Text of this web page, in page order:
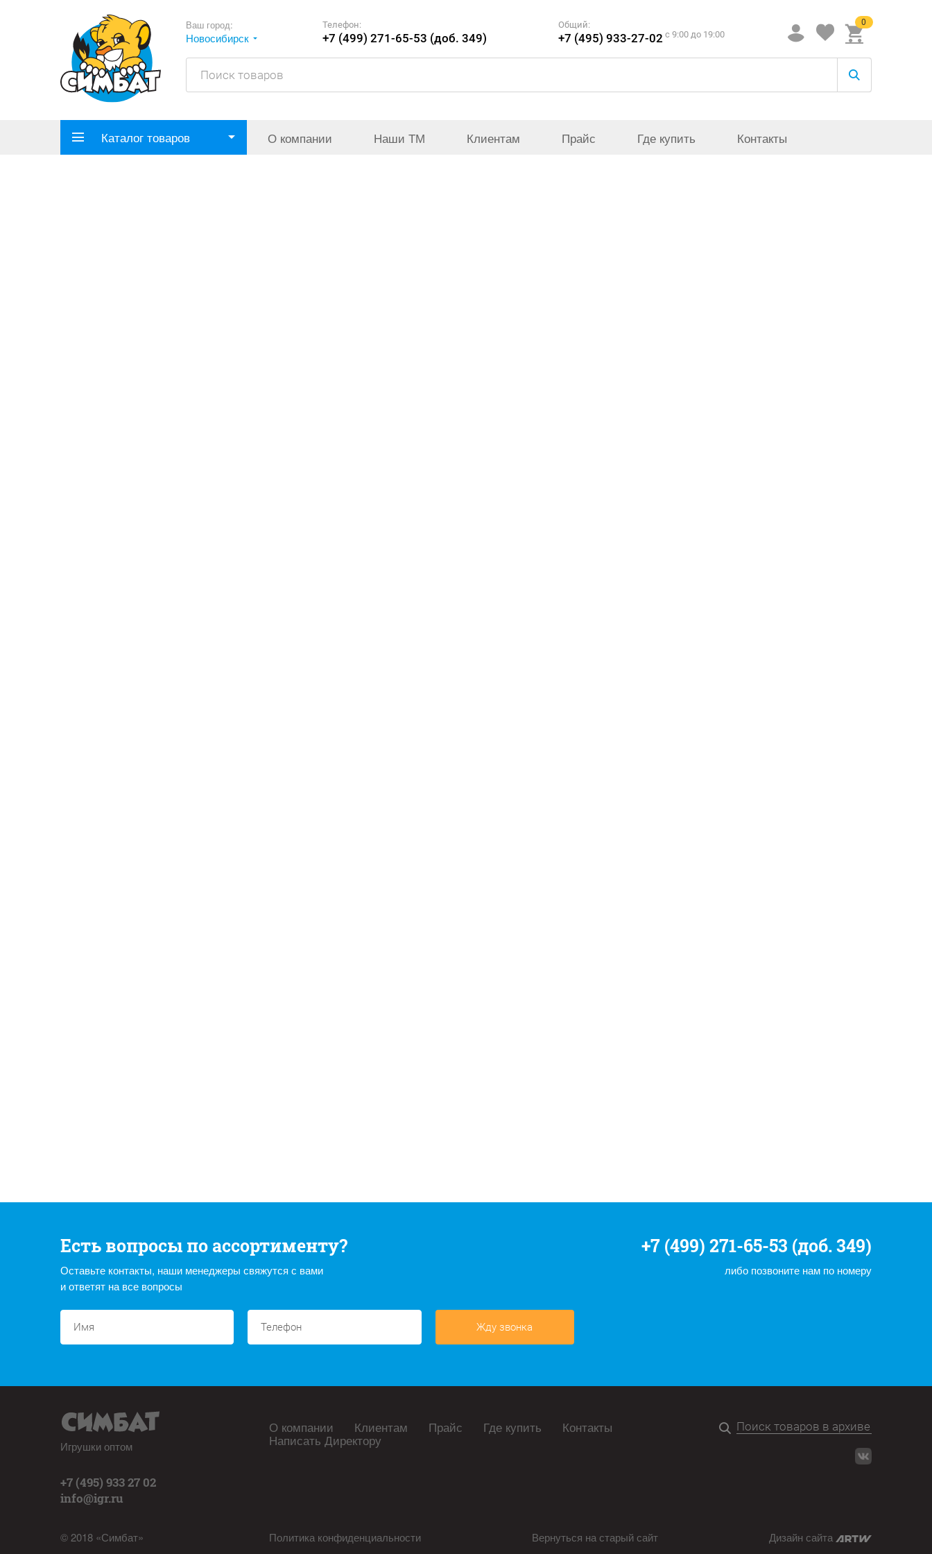
Ваш город:
Новосибирск
Телефон:
+7 (499) 271-65-53 (доб. 349)
Общий:
+7 (495) 933-27-02 c 9:00 до 19:00
0
Каталог товаров О компании Наши ТМ Клиентам Прайс Где купить Контакты
Есть вопросы по ассортименту?
Оставьте контакты, наши менеджеры свяжутся с вами
и ответят на все вопросы
+7 (499) 271-65-53 (доб. 349)
либо позвоните нам по номеру
Жду звонка
Игрушки оптом
+7 (495) 933 27 02
info@igr.ru
© 2018 «Симбат»
О компании Клиентам Прайс Где купить Контакты
Написать Директору
Политика конфиденциальности Вернуться на старый сайт Дизайн сайта